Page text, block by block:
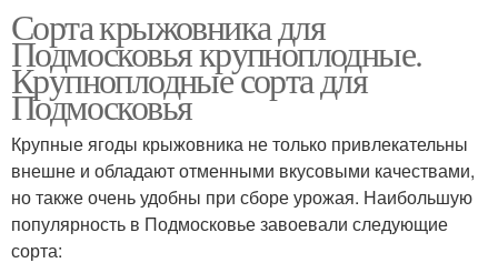
Сорта крыжовника для
Подмосковья крупноплодные.
Крупноплодные сорта для
Подмосковья
Крупные ягоды крыжовника не только привлекательны
внешне и обладают отменными вкусовыми качествами,
но также очень удобны при сборе урожая. Наибольшую
популярность в Подмосковье завоевали следующие
сорта: